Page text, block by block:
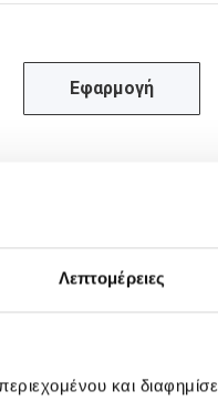
Λεπτομέρειες
και
Εφαρμογή